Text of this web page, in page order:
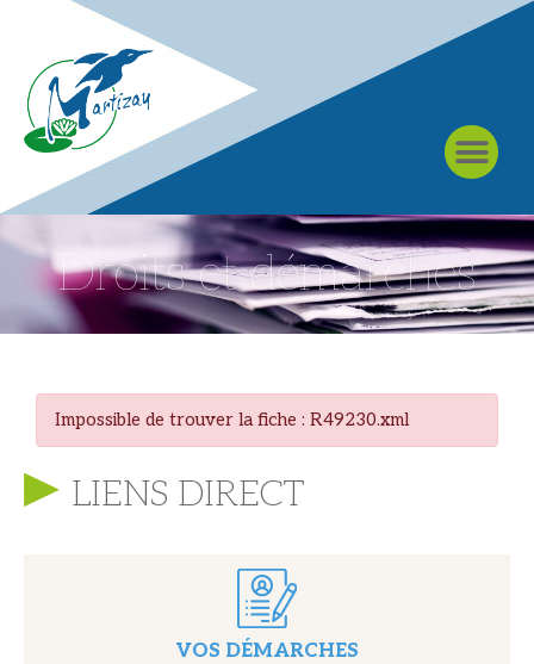
Droits et démarches
Impossible de trouver la fiche : R49230.xml
LIENS DIRECT
VOS DÉMARCHES